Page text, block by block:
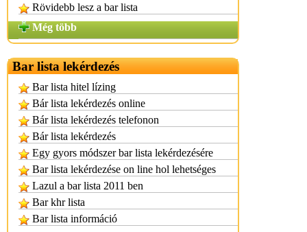
Rövidebb lesz a bar lista
Még több
Bar lista lekérdezés
Bar lista hitel lízing
Bár lista lekérdezés online
Bár lista lekérdezés telefonon
Bár lista lekérdezés
Egy gyors módszer bar lista lekérdezésére
Bar lista lekérdezése on line hol lehetséges
Lazul a bar lista 2011 ben
Bar khr lista
Bar lista információ